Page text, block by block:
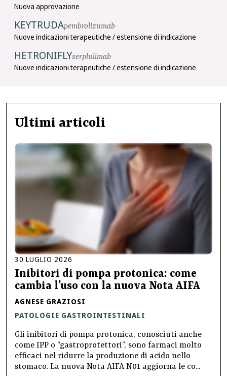
Nuova approvazione
KEYTRUDApembrolizumab
Nuove indicazioni terapeutiche / estensione di indicazione
HETRONIFLYserplulimab
Nuove indicazioni terapeutiche / estensione di indicazione
Ultimi articoli
30 LUGLIO 2026
Inibitori di pompa protonica: come
cambia l’uso con la nuova Nota AIFA
AGNESE GRAZIOSI
PATOLOGIE GASTROINTESTINALI
Gli inibitori di pompa protonica, conosciuti anche
come IPP o “gastroprotettori”, sono farmaci molto
efficaci nel ridurre la produzione di acido nello
stomaco. La nuova Nota AIFA N01 aggiorna le co...